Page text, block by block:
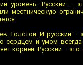
уровень. Русский –
местническую
Толстой. И русский –
и умом
корней. Русский –